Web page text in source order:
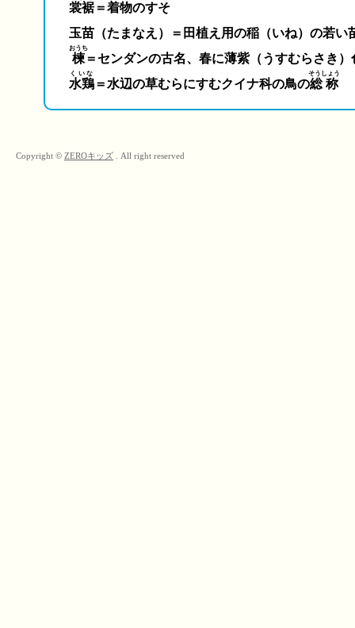
裳裾＝着物のすそ
玉苗（たまなえ）＝田植え用の稲（いね）の若い
楝
おうち
＝センダンの古名、春に薄紫（うすむらさき
水鶏
くいな
＝水辺の草むらにすむクイナ科の鳥の総称
そうしょう
Copyright © ZEROキッズ . All right reserved